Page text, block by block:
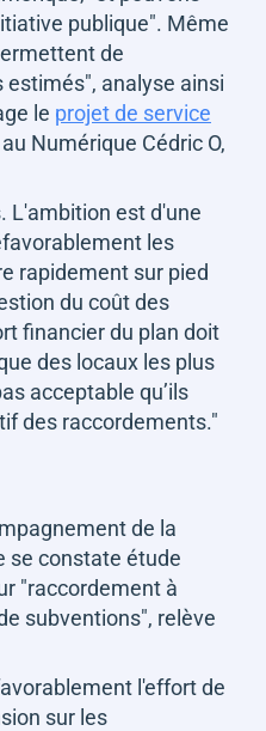
publique". Même
de
estimés", analyse ainsi
le projet de service
Numérique Cédric O,
L'ambition est d'une
les
rapidement sur pied
du coût des
financier du plan doit
des locaux les plus
acceptable qu’ils
des raccordements."
de la
se constate étude
"raccordement à
subventions", relève
l'effort de
sur les